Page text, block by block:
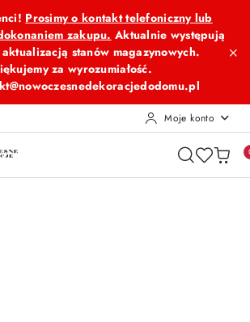
głównej
konto
głównego
produktu
Prosimy o kontakt telefoniczny lub
zakupu. Aktualnie występują
stanów magazynowych.
za wyrozumiałość.
Moje konto